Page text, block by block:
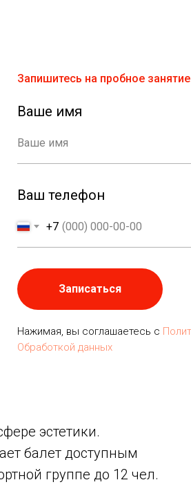
Запишитесь на пробное занятие
Ваше имя
Ваш телефон
+7
Записаться
Нажимая, вы соглашаетесь с
Обработкой данных
эстетики.
балет доступным
группе до 12 чел.